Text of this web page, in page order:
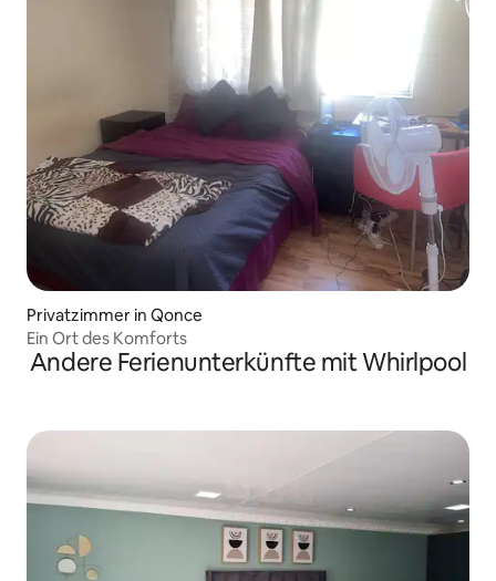
Privatzimmer in Qonce
Ein Ort des Komforts
Andere Ferienunterkünfte mit Whirlpool